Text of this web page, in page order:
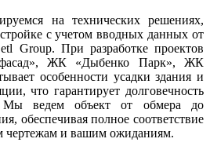
на технических решениях,
с учетом вводных данных от
Group. При разработке проектов
ЖК «Дыбенко Парк», ЖК
особенности усадки здания и
что гарантирует долговечность
Мы ведем объект от обмера до
обеспечивая полное соответствие
чертежам и вашим ожиданиям.